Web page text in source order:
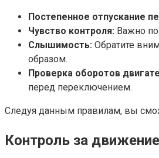
Постепенное отпускание
Чувство контроля: Важно
Слышимость: Обратите
образом.
Проверка оборотов
перед переключением.
Следуя данным правилам, вы
Контроль за